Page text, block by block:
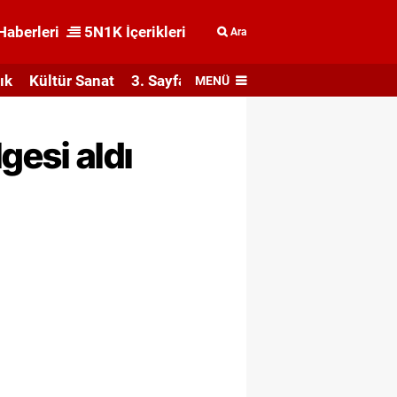
5N1K İçerikleri Ara
Kültür Sanat 3. Sayfa MENÜ
aldı